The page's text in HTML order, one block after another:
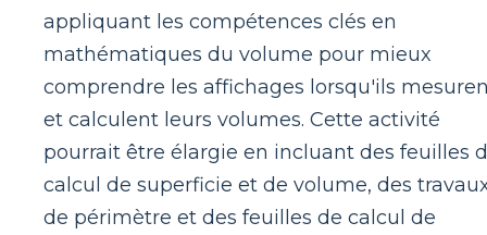
appliquant les compétences clés en
mathématiques du volume pour mieux
comprendre les affichages lorsqu'ils
et calculent leurs volumes. Cette activité
pourrait être élargie en incluant des feuilles
calcul de superficie et de volume, des
de périmètre et des feuilles de calcul de